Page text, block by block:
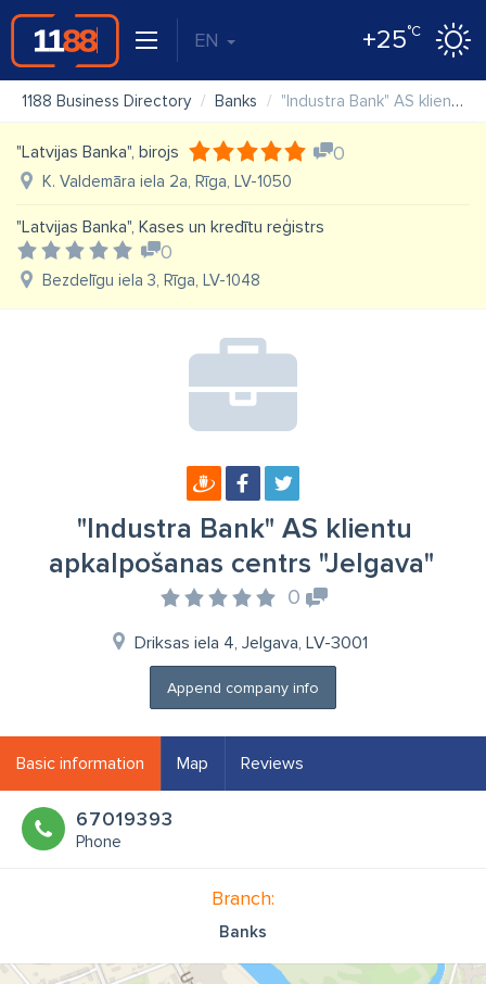
EN +25°C
1188 Business Directory Banks "Industra Bank" AS klientu apkalpošanas centrs "Jelgava"
"Latvijas Banka", birojs 0
K. Valdemāra iela 2a, Rīga, LV-1050
"Latvijas Banka", Kases un kredītu reģistrs
0
Bezdelīgu iela 3, Rīga, LV-1048
"Industra Bank" AS klientu
apkalpošanas centrs "Jelgava"
0
Driksas iela 4, Jelgava, LV-3001
Append company info
Basic information Map Reviews
67019393
Phone
Branch:
Banks